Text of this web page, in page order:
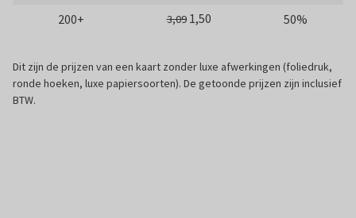
200+
3,09 1,50 50%
Dit zijn de prijzen van een kaart zonder luxe afwerkingen (foliedruk,
ronde hoeken, luxe papiersoorten). De getoonde prijzen zijn inclusief
BTW.